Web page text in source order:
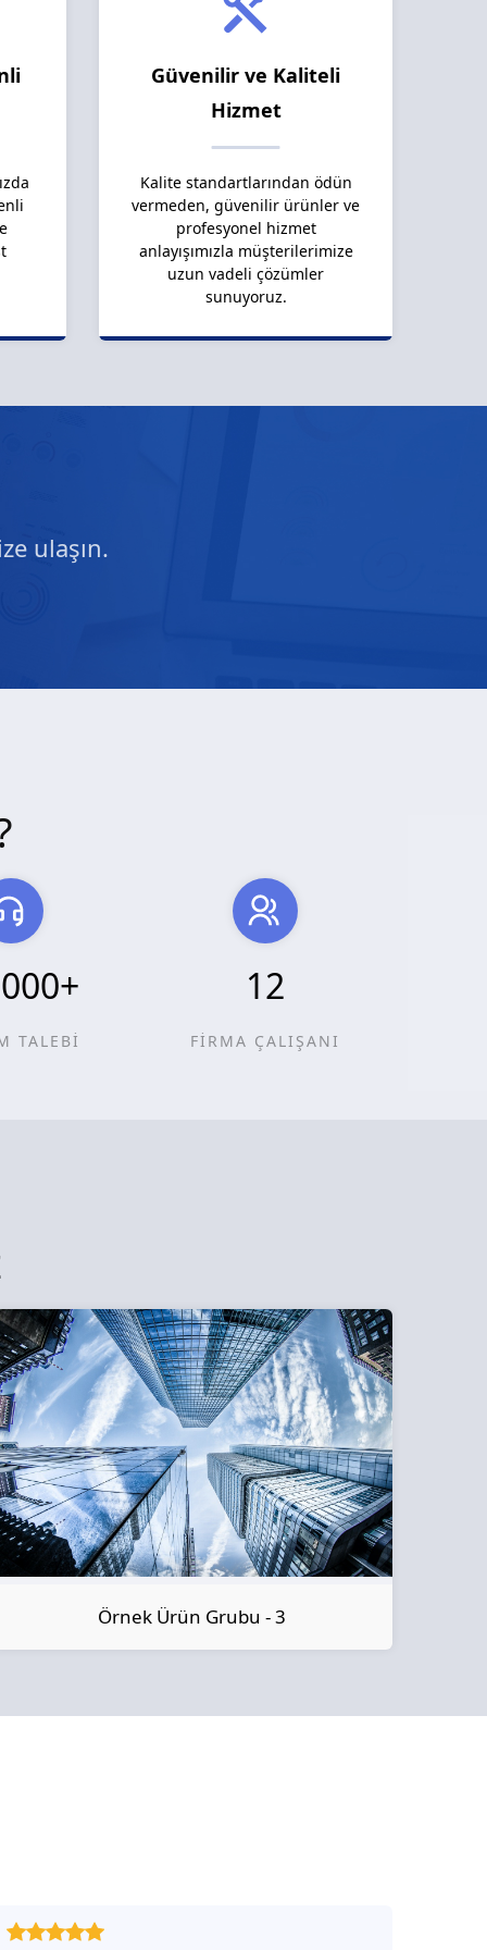
Güvenilir ve Kaliteli
Hizmet
Kalite standartlarından ödün
vermeden, güvenilir ürünler ve
profesyonel hizmet
anlayışımızla müşterilerimize
uzun vadeli çözümler
sunuyoruz.
ulaşın.
+
TALEBİ
12
FİRMA ÇALIŞANI
Örnek Ürün Grubu - 3